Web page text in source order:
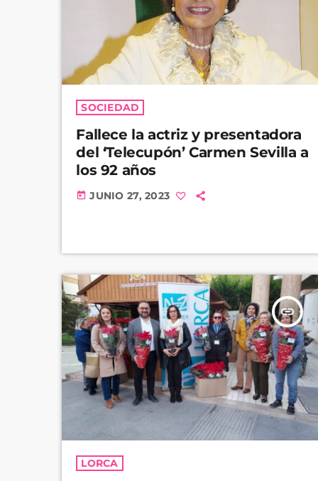
SOCIEDAD
Fallece la actriz y presentadora
del ‘Telecupón’ Carmen Sevilla a
los 92 años
today JUNIO 27, 2023
insert_link
LORCA